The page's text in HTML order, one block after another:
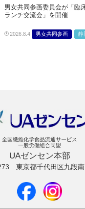
男女共同参画委員会が「臨
ランチ交流会」を開催
2026.8.4 男女共同参画 静
全国繊維化学食品流通サービス
一般労働組合同盟
UAゼンセン本部
東京都千代田区九段